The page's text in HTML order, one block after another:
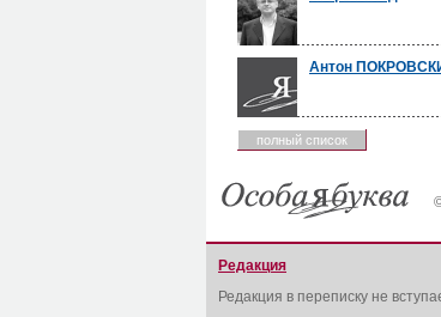
Антон
полный список
Редакция
Редакция в переписку не